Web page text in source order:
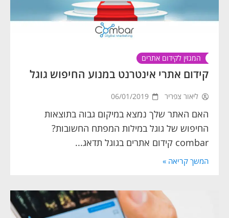
המגזין לקידום אתרים
קידום אתרי אינטרנט במנוע החיפוש גוגל
ליאור צפריר 06/01/2019
האם האתר שלך נמצא במיקום גבוה בתוצאות
החיפוש של גוגל במילות המפתח החשובות?
combar קידום אתרים בגוגל תדאג...
המשך קריאה »